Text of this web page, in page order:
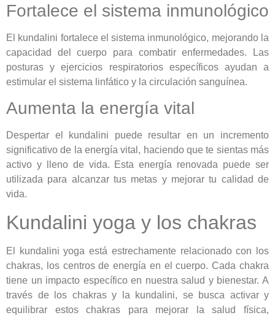
Fortalece el sistema inmunológico
El kundalini fortalece el sistema inmunológico, mejorando la
capacidad del cuerpo para combatir enfermedades. Las
posturas y ejercicios respiratorios específicos ayudan a
estimular el sistema linfático y la circulación sanguínea.
Aumenta la energía vital
Despertar el kundalini puede resultar en un incremento
significativo de la energía vital, haciendo que te sientas más
activo y lleno de vida. Esta energía renovada puede ser
utilizada para alcanzar tus metas y mejorar tu calidad de
vida.
Kundalini yoga y los chakras
El kundalini yoga está estrechamente relacionado con los
chakras, los centros de energía en el cuerpo. Cada chakra
tiene un impacto específico en nuestra salud y bienestar. A
través de los chakras y la kundalini, se busca activar y
equilibrar estos chakras para mejorar la salud física,